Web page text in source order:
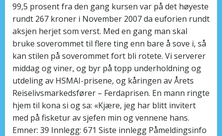
99,5 prosent fra den gang kursen var på det høyeste
rundt 267 kroner i November 2007 da euforien rundt
aksjen herjet som verst. Med en gang man skal
bruke soverommet til flere ting enn bare å sove i, så
kan stilen på soverommet fort bli rotete. Vi serverer
middag og viner, og byr på topp underholdning og
utdeling av HSMAI-prisene, og kåringen av Årets
Reiselivsmarkedsfører – Ferdaprisen. En mann ringte
hjem til kona si og sa: «Kjære, jeg har blitt invitert
med på fisketur av sjefen min og vennene hans.
Emner: 39 Innlegg: 671 Siste innlegg Påmeldingsinfo